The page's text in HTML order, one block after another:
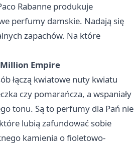
Rabanne produkuje
perfumy damskie. Nadają się
zapachów. Na które
Empire
łączą kwiatowe nuty kwiatu
czy pomarańcza, a wspaniały
tonu. Są to perfumy dla Pań nie
lubią zafundować sobie
kamienia o fioletowo-